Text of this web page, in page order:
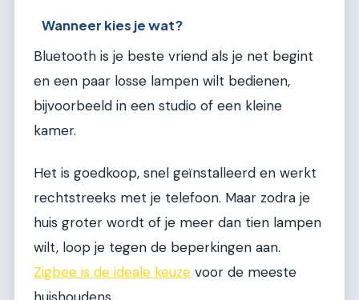
Wanneer kies je wat?
Bluetooth is je beste vriend als je net begint
en een paar losse lampen wilt bedienen,
bijvoorbeeld in een studio of een kleine
kamer.
Het is goedkoop, snel geïnstalleerd en werkt
rechtstreeks met je telefoon. Maar zodra je
huis groter wordt of je meer dan tien lampen
wilt, loop je tegen de beperkingen aan.
Zigbee is de ideale keuze voor de meeste